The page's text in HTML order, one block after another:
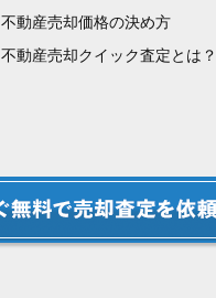
不動産売却価格の決め方
不動産売却クイック査定とは？